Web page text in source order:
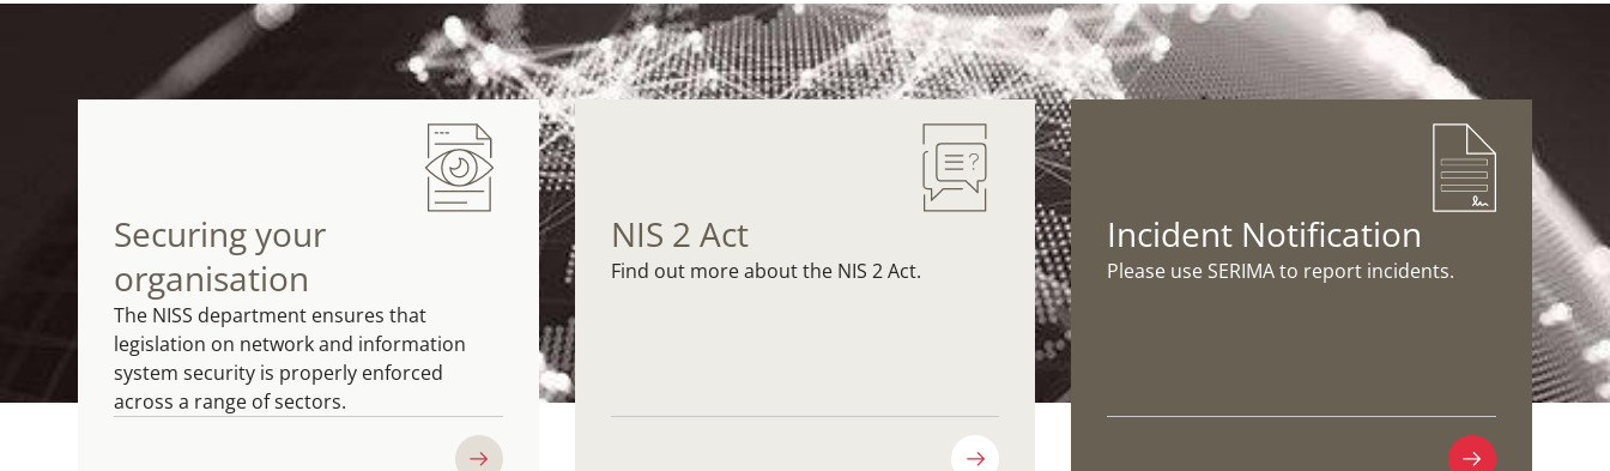
Securing your
organisation
The NISS department ensures that
legislation on network and information
system security is properly enforced
across a range of sectors.
NIS 2 Act
Find out more about the NIS 2 Act.
Incident Notification
Please use SERIMA to report incidents.